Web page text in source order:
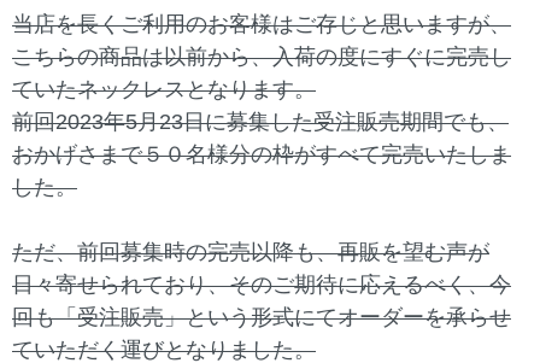
当店を長くご利用のお客様はご存じと思いますが、
こちらの商品は以前から、入荷の度にすぐに完売し
ていたネックレスとなります。
前回2023年5月23日に募集した受注販売期間でも、
おかげさまで５０名様分の枠がすべて完売いたしま
した。
ただ、前回募集時の完売以降も、再販を望む声が
日々寄せられており、そのご期待に応えるべく、今
回も「受注販売」という形式にてオーダーを承らせ
ていただく運びとなりました。